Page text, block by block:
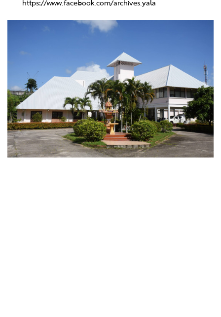
https://www.facebook.com/archives.yala